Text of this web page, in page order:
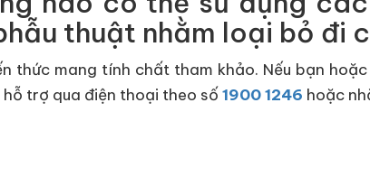
thuật nhằm loại bỏ đi
thức mang tính chất tham khảo. Nếu bạn
trợ qua điện thoại theo số 1900 1246 hoặc